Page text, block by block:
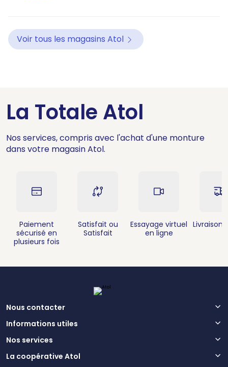
Voir tous les magasins Atol
La Totale Atol
Nos services, compris avec l'achat d'une monture
dans votre magasin Atol.
Paiement
sécurisé en
plusieurs fois
Satisfait ou
Satisfait
Essayage virtuel
en ligne
Livraison
Nous contacter
Informations utiles
Nos services
La coopérative Atol